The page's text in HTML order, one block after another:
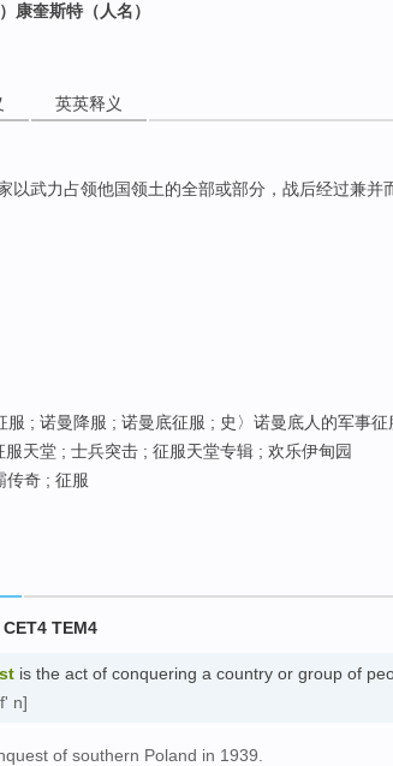
康奎斯特（人名）
英英释义
以武力占领他国领土的全部或部分，战后经过兼并
服 ; 诺曼降服 ; 诺曼底征服 ; 史〉诺曼底人的军事征
服天堂 ; 士兵突击 ; 征服天堂专辑 ; 欢乐伊甸园
传奇 ; 征服
CET4 TEM4
is the act of conquering a country or group of
n]
of southern Poland in 1939.